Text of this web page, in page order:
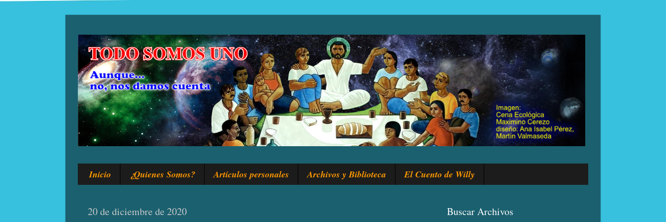
Inicio ¿Quienes Somos? Artículos personales Archivos y Biblioteca El Cuento de Willy
20 de diciembre de 2020 Buscar Archivos